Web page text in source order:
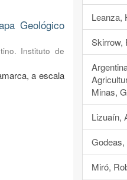
Geológico
Instituto de
a escala
Leanza,
Skirrow,
Minas,
Lizuaín,
Miró,